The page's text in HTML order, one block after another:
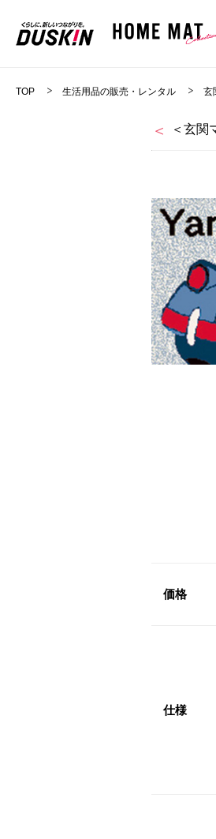
TOP 生活用品の販売・レンタル 玄
＜玄関
価格
仕様